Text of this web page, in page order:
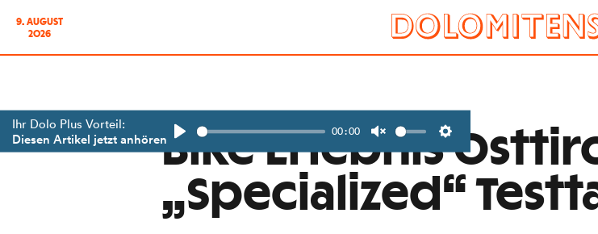
9. AUGUST
2026
Ihr Dolo Plus Vorteil:
Diesen Artikel jetzt anhören
Play
00:00
Unmute Settings
Bike Erlebnis
„Specialized“